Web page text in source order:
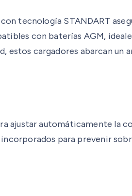
tecnología STANDART
con baterías AGM,
estos cargadores abarcan un
ajustar automáticamente la
para prevenir